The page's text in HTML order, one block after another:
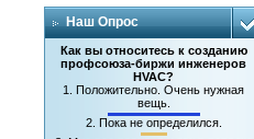
Наш Опрос
Как вы относитесь к созданию
профсоюза-биржи инженеров
HVAC?
1.Положительно. Очень нужная
вещь.
2. Пока не определился.